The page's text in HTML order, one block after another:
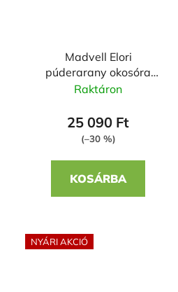
Madvell Elori
púderarany okosóra
szilikon szíjjal Vektor
Raktáron
25 090 Ft
(–30 %)
KOSÁRBA
NYÁRI AKCIÓ